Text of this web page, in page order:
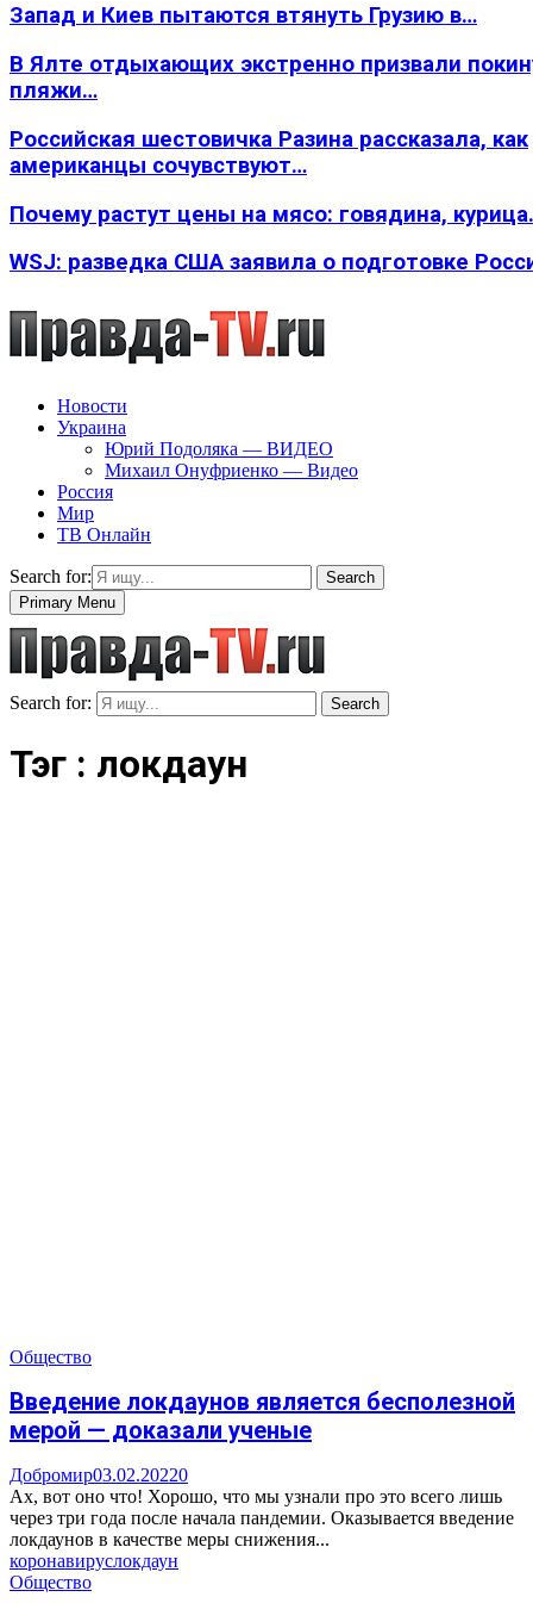
Запад и Киев пытаются втянуть Грузию в…
В Ялте отдыхающих экстренно призвали
пляжи…
Российская шестовичка Разина рассказала, как
американцы сочувствуют…
Почему растут цены на мясо: говядина,
WSJ: разведка США заявила о подготовке
Новости
Украина
Юрий Подоляка — ВИДЕО
Михаил Онуфриенко — Видео
Россия
Мир
ТВ Онлайн
Search for:
Search
Primary Menu
Search for: Search
Тэг : локдаун
Общество
Введение локдаунов является бесполезной
мерой — доказали ученые
Добромир03.02.20220
Ах, вот оно что! Хорошо, что мы узнали про это всего лишь
через три года после начала пандемии. Оказывается введение
локдаунов в качестве меры снижения...
коронавируслокдаун
Общество